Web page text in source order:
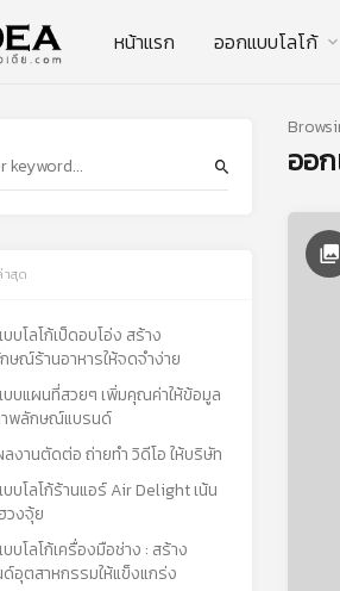
หน้าแรก ออกแบบโลโก้
ออ
าสุด
บโลโก้เป็ดอบโอ่ง สร้าง
ษณ์ร้านอาหารให้จดจำง่าย
บแผนที่สวยๆ เพิ่มคุณค่าให้ข้อมูล
าพลักษณ์แบรนด์
งานตัดต่อ ถ่ายทำ วิดีโอ ให้บริษัท
บโลโก้ร้านแอร์ Air Delight เน้น
วงจุ้ย
บโลโก้เครื่องมือช่าง : สร้าง
อุตสาหกรรมให้แข็งแกร่ง